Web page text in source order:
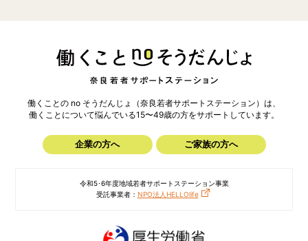
働くことの no そうだんじょ（奈良若者サポートステーション）は、
働くことについて悩んでいる15〜49歳の方をサポートしています。
企業の方へ ご家族の方へ
令和5･6年度地域若者サポートステーション事業
受託事業者： NPO法人HELLOlife